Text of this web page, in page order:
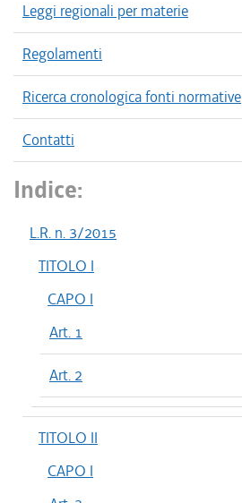
Leggi regionali per materie
Regolamenti
Ricerca cronologica fonti normative
Contatti
Indice:
L.R. n. 3/2015
TITOLO I
CAPO I
Art. 1
Art. 2
TITOLO II
CAPO I